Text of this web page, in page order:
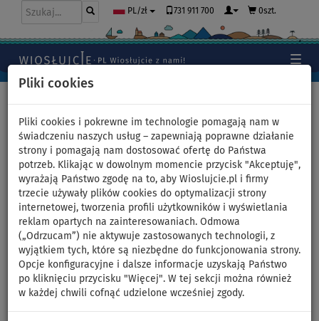
Pliki cookies
Pliki cookies i pokrewne im technologie pomagają nam w
świadczeniu naszych usług – zapewniają poprawne działanie
strony i pomagają nam dostosować ofertę do Państwa
potrzeb. Klikając w dowolnym momencie przycisk "Akceptuję",
wyrażają Państwo zgodę na to, aby Wioslujcie.pl i firmy
trzecie używały plików cookies do optymalizacji strony
internetowej, tworzenia profili użytkowników i wyświetlania
reklam opartych na zainteresowaniach. Odmowa
(„Odrzucam”) nie aktywuje zastosowanych technologii, z
wyjątkiem tych, które są niezbędne do funkcjonowania strony.
Opcje konfiguracyjne i dalsze informacje uzyskają Państwo
po kliknięciu przycisku "Więcej". W tej sekcji można również
w każdej chwili cofnąć udzielone wcześniej zgody.
PL/zł 731 911 700 0szt.
Pompowany kajak ZRAY DRIFT
14'' dwuosobowy z wiosłami
NASZ
WYBÓR
SUPER
DO
210 kg
Previous